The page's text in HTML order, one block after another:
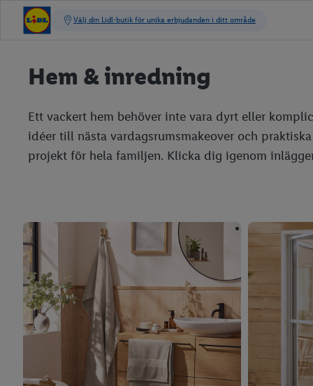
Hem & inredning
Ett vackert hem behöver inte vara dyrt eller
idéer till nästa vardagsrumsmakeover och
projekt för hela familjen. Klicka dig igenom